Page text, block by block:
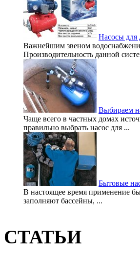
Насосы для
Важнейшим звеном
Производительность данной
Выбираем
Чаще всего в частных домах
правильно выбрать насос для ...
Бытовые
В настоящее время применение
заполняют бассейны, ...
СТАТЬИ